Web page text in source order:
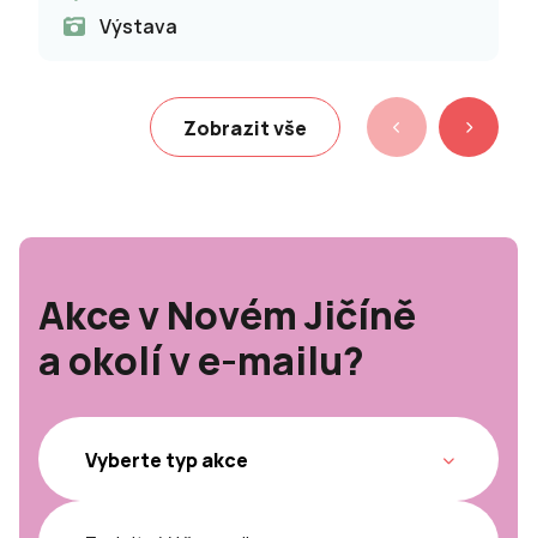
Výstava
Zobrazit vše
Akce v Novém Jičíně
a okolí v e-mailu?